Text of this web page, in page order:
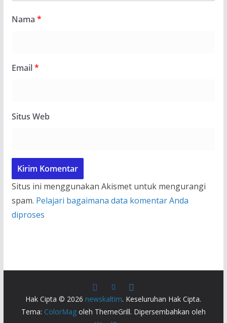
Nama *
Email*
Situs Web
Situs ini menggunakan Akismet untuk mengurangi
spam. Pelajari bagaimana data komentar Anda
diproses
Hak Cipta © 2026 newskaltim. Keseluruhan Hak Cipta.
Tema: ColorMagoleh ThemeGrill. Dipersembahkan oleh